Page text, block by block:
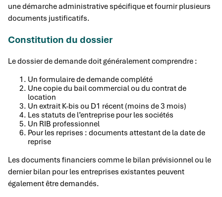
une démarche administrative spécifique et fournir plusieurs
documents justificatifs.
Constitution du dossier
Le dossier de demande doit généralement comprendre :
Un formulaire de demande complété
Une copie du bail commercial ou du contrat de
location
Un extrait K-bis ou D1 récent (moins de 3 mois)
Les statuts de l’entreprise pour les sociétés
Un RIB professionnel
Pour les reprises : documents attestant de la date de
reprise
Les documents financiers comme le bilan prévisionnel ou le
dernier bilan pour les entreprises existantes peuvent
également être demandés.